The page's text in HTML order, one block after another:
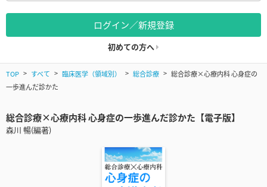
ログイン／新規登録
初めての方へ
TOP すべて 臨床医学（領域別） 総合診療
総合診療×心療内科 心身症の
一歩進んだ診かた
総合診療×心療内科 心身症の一歩進んだ診かた【電子版】
森川 暢(編著)